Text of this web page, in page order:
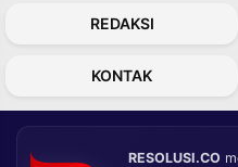
REDAKSI
KONTAK
RESOLUSI.CO